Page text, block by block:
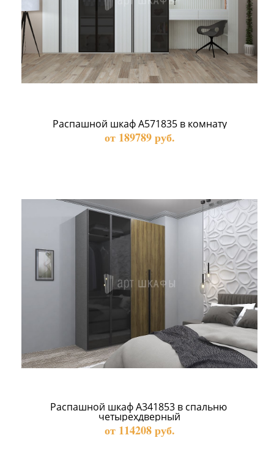
Распашной шкаф А571835 в комнату
от 189789 руб.
Распашной шкаф А341853 в спальню
четырехдверный
от 114208 руб.